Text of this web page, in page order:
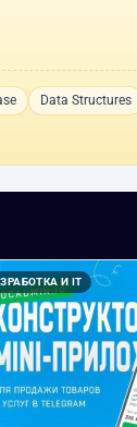
Data Structures
И IT